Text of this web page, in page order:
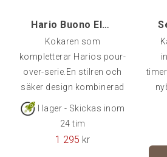
Hario Buono Electric Kettle
Kokaren som
kompletterar Harios pour-
over-serie.En stilren och
säker design kombinerad
med enkel funktion och
I lager - Skickas inom
24 tim
1 295 kr